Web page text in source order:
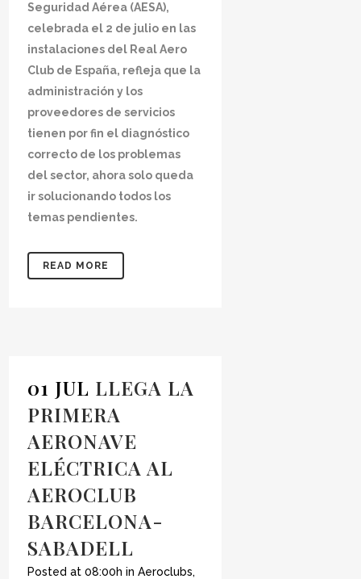
Seguridad Aérea (AESA),
celebrada el 2 de julio en las
instalaciones del Real Aero
Club de España, refleja que la
administración y los
proveedores de servicios
tienen por fin el diagnóstico
correcto de los problemas
del sector, ahora solo queda
ir solucionando todos los
temas pendientes.
READ MORE
01 JUL LLEGA LA
PRIMERA
AERONAVE
ELÉCTRICA AL
AEROCLUB
BARCELONA-
SABADELL
Posted at 08:00h inAeroclubs,